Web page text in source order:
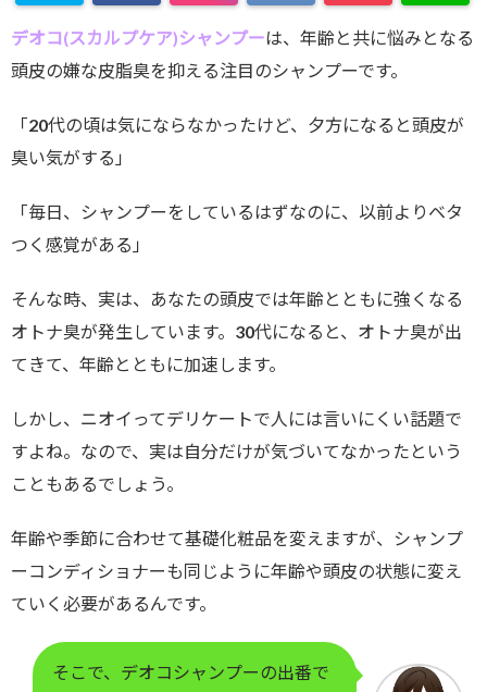
デオコ(スカルプケア)シャンプーは、年齢と共に悩みとなる
頭皮の嫌な皮脂臭を抑える注目のシャンプーです。
「20代の頃は気にならなかったけど、夕方になると頭皮が
臭い気がする」
「毎日、シャンプーをしているはずなのに、以前よりベタ
つく感覚がある」
そんな時、実は、あなたの頭皮では年齢とともに強くなる
オトナ臭が発生しています。30代になると、オトナ臭が出
てきて、年齢とともに加速します。
しかし、ニオイってデリケートで人には言いにくい話題で
すよね。なので、実は自分だけが気づいてなかったという
こともあるでしょう。
年齢や季節に合わせて基礎化粧品を変えますが、シャンプ
ーコンディショナーも同じように年齢や頭皮の状態に変え
ていく必要があるんです。
そこで、デオコシャンプーの出番で